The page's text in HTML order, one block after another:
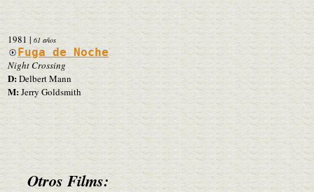
1981 | 61 años
Fuga de Noche
Night Crossing
D:Delbert Mann
M:Jerry Goldsmith
Otros Films: